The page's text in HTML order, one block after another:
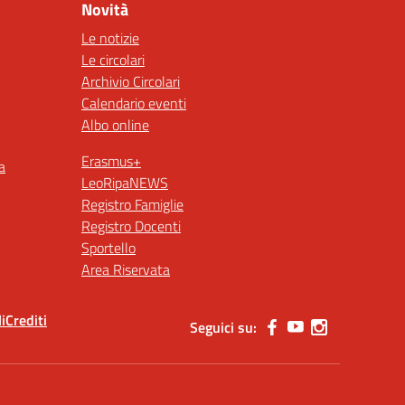
Novità
Le notizie
Le circolari
Archivio Circolari
Calendario eventi
Albo online
Erasmus+
LeoRipaNEWS
Registro Famiglie
Registro Docenti
Sportello
Area Riservata
Crediti Seguici su: